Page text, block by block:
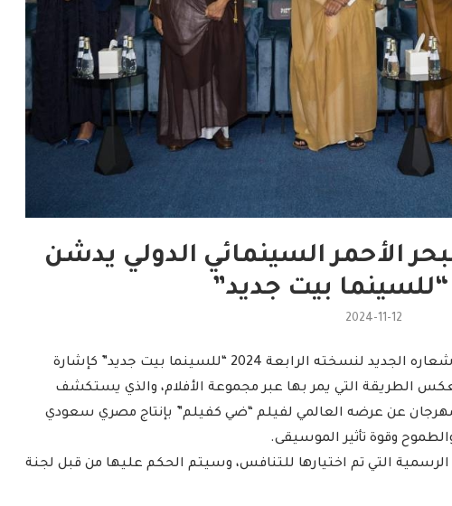
الأحمر السينمائي الدولي يدشن
بيت جديد”
2024-11-12
دشن مهرجان البحر الأحمر السينمائي الدولي شعاره الجديد لنسخته الرابعة 2024 “للسينما بيت جديد” كإشارة
يعكس الطريقة التي يمر بها عبر مجموعة الأفلام، والذي يستكشف
عن عرضه العالمي لفيلم “ضي كفيلم” بإنتاج مصري سعودي
وقوة تأثير الموسيقى.
في مسابقته الرسمية التي تم اختيارها للتنافس، وسيتم الحكم عليها من قبل لجنة